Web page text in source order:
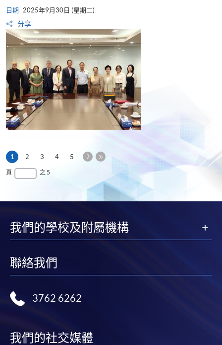
日期 2025年9月30日 (星期二)
分享
1 本
頁
2 3 4 5
下
後
頁 之 5
我們的學校及附屬機構
聯絡我們
3762 6262
我們的社交媒體